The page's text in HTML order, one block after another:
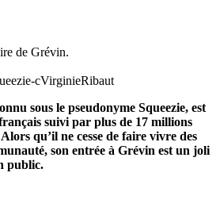
de Grévin.
sous le pseudonyme Squeezie, est
suivi par plus de 17 millions
qu’il ne cesse de faire vivre des
son entrée à Grévin est un joli
public.